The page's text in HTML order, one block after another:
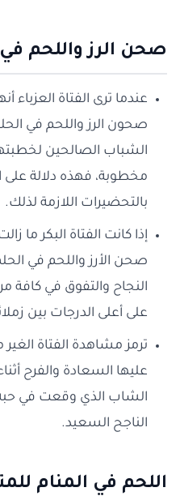
صحن الرز واللحم في
عندما ترى الفتاة العزباء
صحون الرز واللحم في
الشباب الصالحين
مخطوبة، فهذه دلالة على
بالتحضيرات اللازمة لذلك.
إذا كانت الفتاة البكر ما
صحن الأرز واللحم في
النجاح والتفوق في كافة
على أعلى الدرجات بين
ترمز مشاهدة الفتاة الغير
عليها السعادة والفرح
الشاب الذي وقعت في حبه
الناجح السعيد.
اللحم في المنام